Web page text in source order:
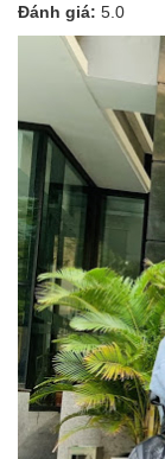
Đánh giá: 5.0